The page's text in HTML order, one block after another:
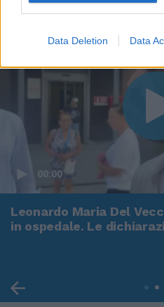
Data Deletion Data
00:00
Leonardo Maria Del
in ospedale. Le